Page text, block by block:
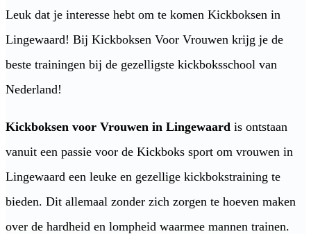
Leuk dat je interesse hebt om te komen Kickboksen in
Lingewaard! Bij Kickboksen Voor Vrouwen krijg je de
beste trainingen bij de gezelligste kickboksschool van
Nederland!
Kickboksen voor Vrouwen in Lingewaard is ontstaan
vanuit een passie voor de Kickboks sport om vrouwen in
Lingewaard een leuke en gezellige kickbokstraining te
bieden. Dit allemaal zonder zich zorgen te hoeven maken
over de hardheid en lompheid waarmee mannen trainen.